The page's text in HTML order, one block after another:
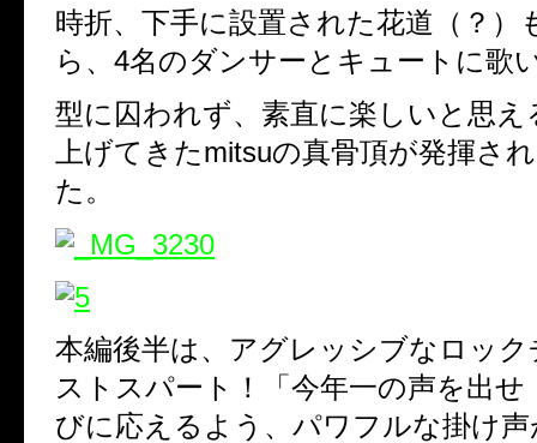
時折、下手に設置された花道（？）
ら、4名のダンサーとキュートに歌
型に囚われず、素直に楽しいと思え
上げてきたmitsuの真骨頂が発揮さ
た。
本編後半は、アグレッシブなロッ
ストスパート！「今年一の声を出せ
びに応えるよう、パワフルな掛け